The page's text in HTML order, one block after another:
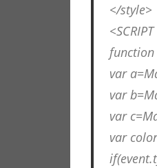
</style>
function
var
var
var
var